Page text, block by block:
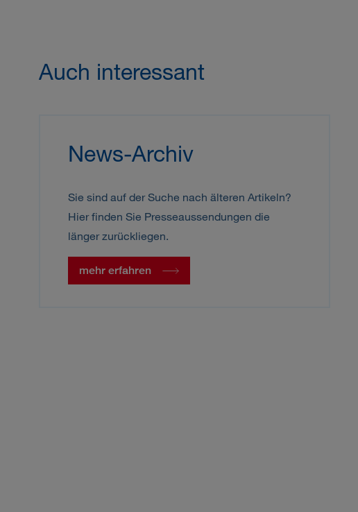
Auch interessant
News-Archiv
Sie sind auf der Suche nach älteren Artikeln?
Hier finden Sie Presseaussendungen die
länger zurückliegen.
mehr erfahren